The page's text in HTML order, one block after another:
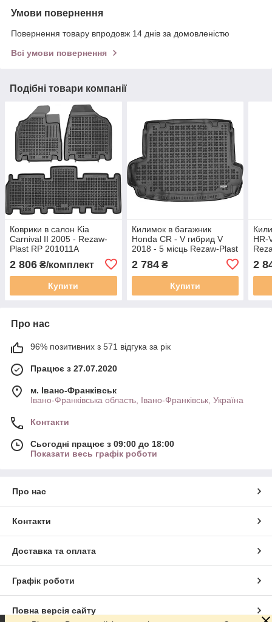
Умови повернення
Повернення товару впродовж 14 днів за домовленістю
Всі умови повернення
Подібні товари компанії
Коврики в салон Kia
Carnival II 2005 - Rezaw-
Plast RP 201011A
2 806 ₴/комплект
Купити
Килимок в багажник
Honda CR - V гибрид V
2018 - 5 місць Rezaw-Plast
2 784₴
Купити
HR-
2
Про нас
96% позитивних з 571 відгука за рік
Працює з 27.07.2020
м. Івано-Франківськ
Івано-Франківська область, Івано-Франківськ, Україна
Контакти
Сьогодні працює з 09:00 до 18:00
Показати весь графік роботи
Про нас
Контакти
Доставка та оплата
Графік роботи
Повна версія сайту